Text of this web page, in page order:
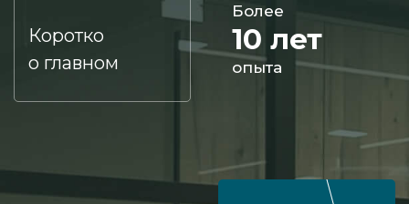
Коротко
о главном
Более
10 лет
опыта